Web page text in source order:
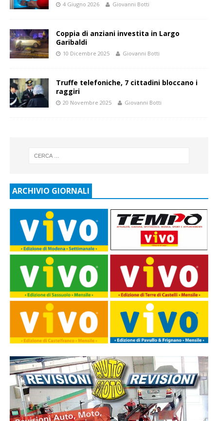
4 Giugno 2026 Giovanni Botti
Coppia di anziani investita in Largo
Garibaldi
10 Dicembre 2025 Giovanni Botti
Truffe telefoniche, 7 cittadini bloccano i
raggiri
20 Novembre 2025 Giovanni Botti
ARCHIVIO GIORNALI